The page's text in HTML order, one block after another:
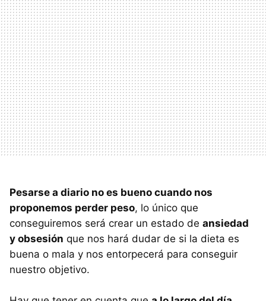
Pesarse a diario no es bueno cuando nos
proponemos perder peso, lo único que
conseguiremos será crear un estado de ansiedad
y obsesión que nos hará dudar de si la dieta es
buena o mala y nos entorpecerá para conseguir
nuestro objetivo.